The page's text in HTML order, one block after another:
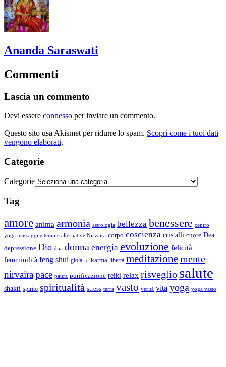
Ananda Saraswati
Commenti
Lascia un commento
Devi essere connesso per inviare un commento.
Questo sito usa Akismet per ridurre lo spam. Scopri come i tuoi dati
vengono elaborati.
Categorie
Categorie
Tag
amore anima armonia astrologia bellezza benessere centro
yoga massaggi e terapie alternative Nirvaira corpo coscienza cristalli cuore Dea
depressione Dio dna donna energia evoluzione felicità
femminilità feng shui gioia io karma libertà meditazionemente
nirvairapace paura purificazione reiki relax risveglio salute
shakti spirito spiritualità stress terra vasto verità vita yoga yoga vasto